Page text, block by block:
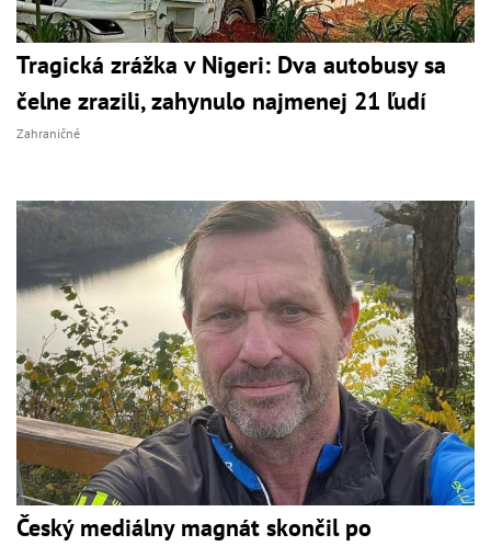
Tragická zrážka v Nigeri: Dva autobusy sa
čelne zrazili, zahynulo najmenej 21 ľudí
Zahraničné
Český mediálny magnát skončil po